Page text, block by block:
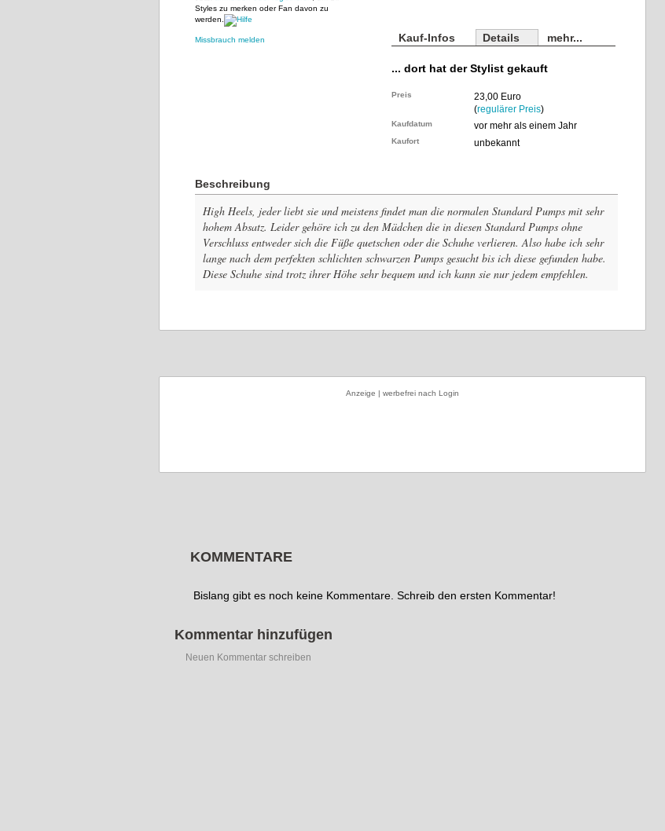
Styles zu merken oder Fan davon zu
werden.
Missbrauch melden Kauf-Infos Details mehr...
... dort hat der Stylist gekauft
Preis
23,00 Euro
(regulärer Preis)
Kaufdatum vor mehr als einem Jahr
Kaufort unbekannt
Beschreibung
High Heels, jeder liebt sie und meistens findet man die normalen Standard Pumps mit sehr
hohem Absatz. Leider gehöre ich zu den Mädchen die in diesen Standard Pumps ohne
Verschluss entweder sich die Füße quetschen oder die Schuhe verlieren. Also habe ich sehr
lange nach dem perfekten schlichten schwarzen Pumps gesucht bis ich diese gefunden habe.
Diese Schuhe sind trotz ihrer Höhe sehr bequem und ich kann sie nur jedem empfehlen.
Anzeige | werbefrei nach Login
KOMMENTARE
Bislang gibt es noch keine Kommentare. Schreib den ersten Kommentar!
Kommentar hinzufügen
Neuen Kommentar schreiben